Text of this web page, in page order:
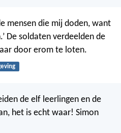
mensen die mij doden, want
De soldaten verdeelden de
door erom te loten.
de elf leerlingen en de
het is echt waar! Simon